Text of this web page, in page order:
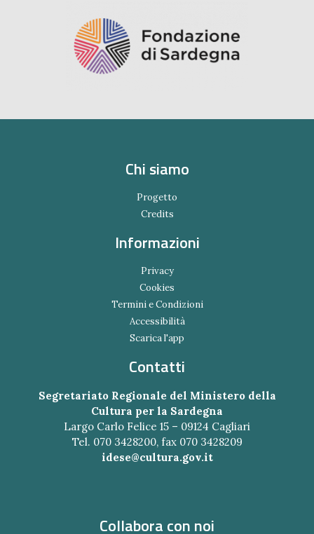
Chi siamo
Progetto
Credits
Informazioni
Privacy
Cookies
Termini e Condizioni
Accessibilità
Scarica l'app
Contatti
Segretariato Regionale del Ministero della
Cultura per la Sardegna
Largo Carlo Felice 15 – 09124 Cagliari
Tel. 070 3428200, fax 070 3428209
idese@cultura.gov.it
Collabora con noi